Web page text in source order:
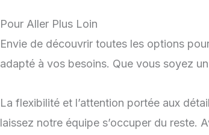
Pour Aller Plus Loin
Envie de découvrir toutes les options
adapté à vos besoins. Que vous soyez
La flexibilité et l’attention portée aux
laissez notre équipe s’occuper du reste.